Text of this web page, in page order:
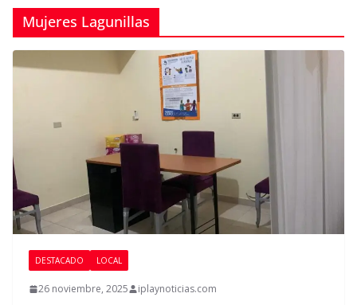
Mujeres Lagunillas
DESTACADO LOCAL
26 noviembre, 2025 iplaynoticias.com